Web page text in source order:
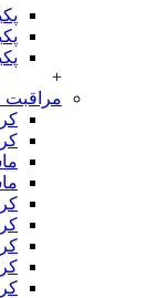
پکیج
پکیج
پکیج
مراقبت از
کرم
کرم
ماسک
ماسک
کرم
کرم
کرم
کرم
کرم